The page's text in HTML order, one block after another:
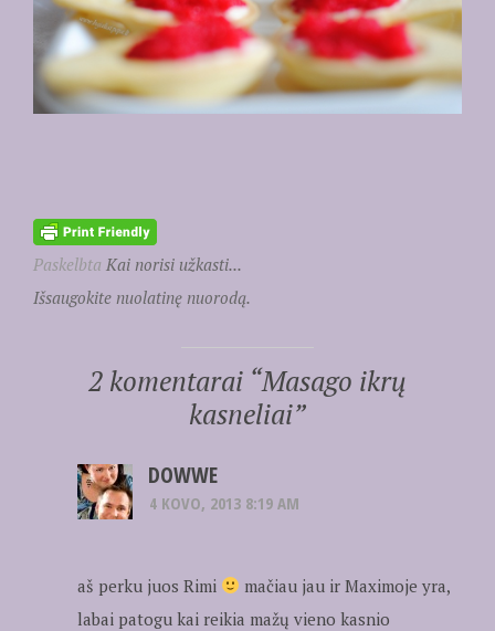
Paskelbta Kai norisi užkasti...
Išsaugokite nuolatinę nuorodą.
2 komentarai “Masago ikrų
kasneliai”
DOWWE
4 KOVO, 2013 8:19 AM
aš perku juos Rimi
mačiau jau ir Maximoje yra,
labai patogu kai reikia mažų vieno kasnio